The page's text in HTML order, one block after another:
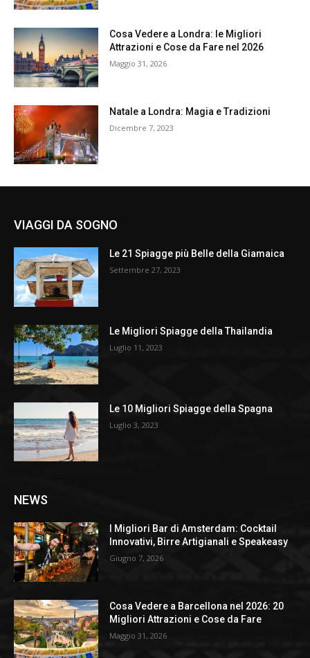
Cosa Vedere a Londra: le Migliori
Attrazioni e Cose da Fare nel 2026
Maggio 31, 2026
Natale a Londra: Magia e Tradizioni
Dicembre 7, 2023
VIAGGI DA SOGNO
Le 21 Spiagge più Belle della Giamaica
Settembre 27, 2023
Le Migliori Spiagge della Thailandia
Luglio 11, 2023
Le 10 Migliori Spiagge della Spagna
Luglio 3, 2023
NEWS
I Migliori Bar di Amsterdam: Cocktail
Innovativi, Birre Artigianali e Speakeasy
Giugno 7, 2026
Cosa Vedere a Barcellona nel 2026: 20
Migliori Attrazioni e Cose da Fare
Maggio 31, 2026